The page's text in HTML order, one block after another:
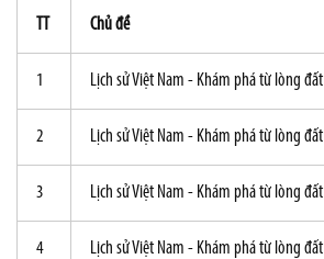
TT Chủ đề
1 Lịch sử Việt Nam - Khám phá từ lòng đất
2 Lịch sử Việt Nam - Khám phá từ lòng đất
3 Lịch sử Việt Nam - Khám phá từ lòng đất
4 Lịch sử Việt Nam - Khám phá từ lòng đất